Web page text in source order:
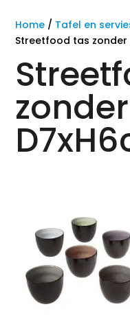
Home / Tafel en
Streetfood tas zonder